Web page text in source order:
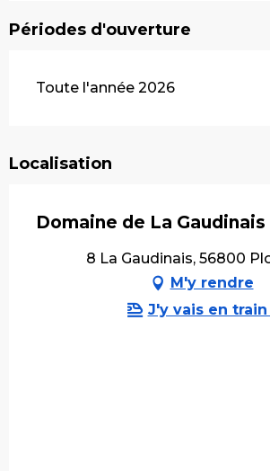
Périodes d'ouverture
Toute l'année 2026
Localisation
Domaine de La Gaudinais
8 La Gaudinais, 56800
M'y rendre
J'y vais en train